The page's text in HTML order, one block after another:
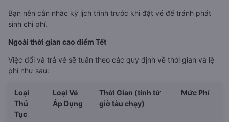
Bạn nên cân nhắc kỹ lịch trình trước khi đặt vé để tránh phát
sinh chi phí.
Ngoài thời gian cao điểm Tết
Việc đổi và trả vé sẽ tuân theo các quy định về thời gian và lệ
phí như sau:
Loại
Thủ
Tục
Loại Vé
Áp Dụng
Thời Gian (tính từ
giờ tàu chạy)
Mức Phí